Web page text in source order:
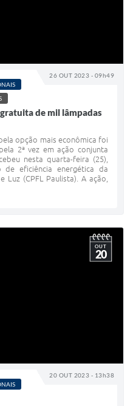
26 OUT 2023 - 09h49
de mil lâmpadas
opção mais econômica foi
2ª vez em ação conjunta
nesta quarta-feira (25),
eficiência energética da
Luz (CPFL Paulista). A ação,
20 OUT 2023 - 13h38
OUT
20